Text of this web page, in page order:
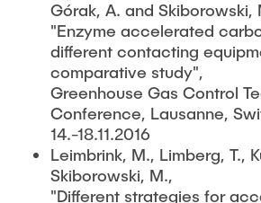
Górak, A. and Skiborowski,
"Enzyme accelerated
different contacting
comparative study",
Greenhouse Gas Control
Conference, Lausanne,
14.-18.11.2016
Leimbrink, M., Limberg, T.,
Skiborowski, M.,
"Different strategies for